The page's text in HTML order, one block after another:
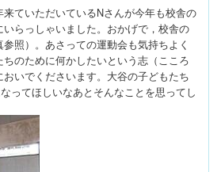
ていただいているNさんが今年も校舎の
らっしゃいました。おかげで，校舎の
照）。あさっての運動会も気持ちよく
のために何かしたいという志（こころ
いでくださいます。大谷の子どもたち
ってほしいなあとそんなことを思ってし